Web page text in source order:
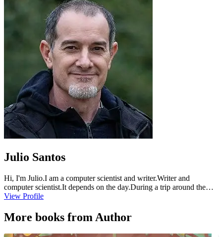
Julio Santos
Hi, I'm Julio.I am a computer scientist and writer.Writer and
computer scientist.It depends on the day.During a trip around the
world with my family in a motorhome, while we were crossing the
don't know where they came from, but they immediately captivated
me and the project of creating a collection of children's books with
them became a real possibility.That very day, I started to compile
View Profile
More books from Author